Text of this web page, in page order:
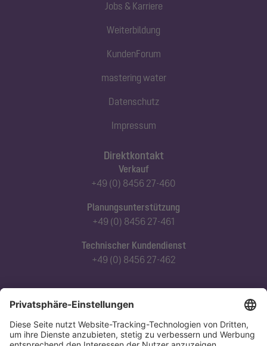
Direktkontakt
Verkauf
+49 (0) 8456 27-460
Planungsunterstützung
+49 (0) 8456 27-461
Technischer Kundendienst
+49 (0) 8456 27-462
Abonnieren Sie unseren Newsletter
Jetzt anmelden
Jobs & Karriere
Weiterbildung
KundenForum
mastering water
Datenschutz
Impressum